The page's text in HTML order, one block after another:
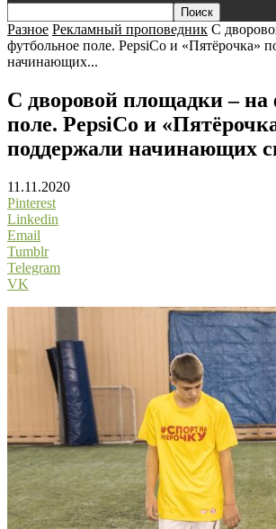
Разное Рекламный проповедник С
футбольное поле. PepsiCo и «Пятёрочка»
начинающих...
С дворовой площадки – на
поле. PepsiCo и
поддержали начинающих
11.11.2020
Pinterest
Linkedin
Email
Tumblr
Telegram
VK